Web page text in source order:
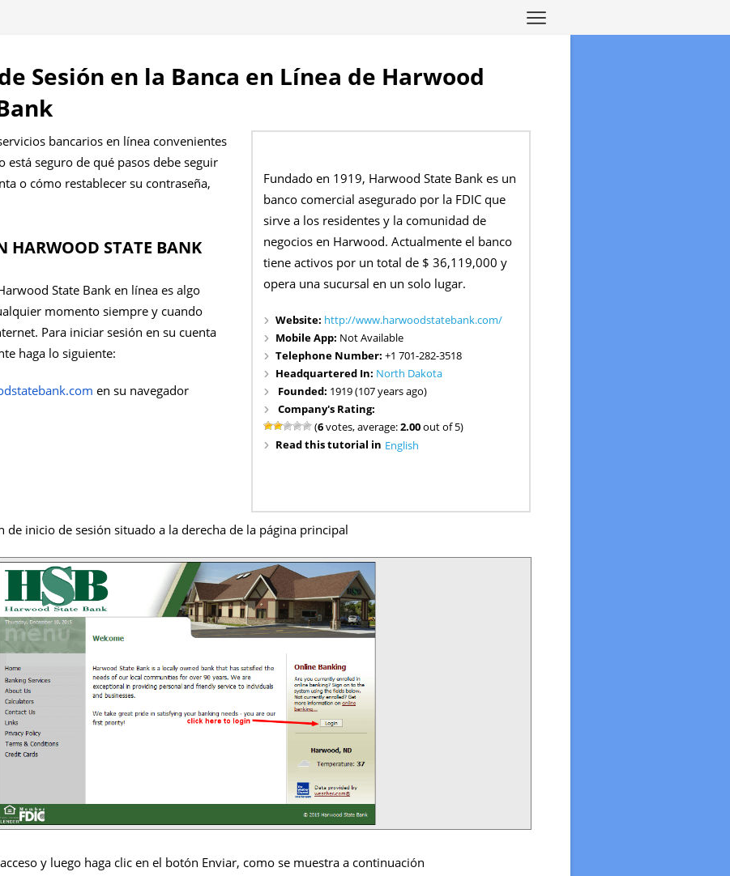
Sesión en la Banca en Línea de Harwood
Fundado en 1919, Harwood State Bank es un
banco comercial asegurado por la FDIC que
sirve a los residentes y la comunidad de
negocios en Harwood. Actualmente el banco
tiene activos por un total de $ 36,119,000 y
opera una sucursal en un solo lugar.
Website: http://www.harwoodstatebank.com/
Mobile App: Not Available
Telephone Number:+1 701-282-3518
Headquartered In: North Dakota
Founded: 1919 (107 years ago)
Company's Rating:
(6votes, average:2.00out of 5)
English
Read this tutorial in
bancarios en línea convenientes
está seguro de qué pasos debe seguir
o cómo restablecer su contraseña,
HARWOOD STATE BANK
State Bank en línea es algo
momento siempre y cuando
Para iniciar sesión en su cuenta
haga lo siguiente:
en su navegador
de inicio de sesión situado a la derecha de la página principal
y luego haga clic en el botón Enviar, como se muestra a continuación